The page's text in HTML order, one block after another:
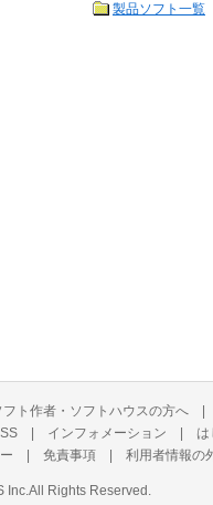
製品ソフト一覧
フト作者・ソフトハウスの方へ |
| インフォメーション |
| 免責事項 | 利用者情報の
Inc. All Rights Reserved.